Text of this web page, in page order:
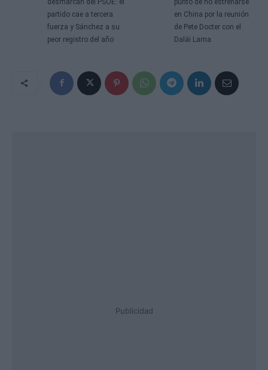
desmarcan del PSOE: el
partido cae a tercera
fuerza y Sánchez a su
peor registro del año
punto de no estrenarse
en China por la reunión
de Pete Docter con el
Dalái Lama
Publicidad